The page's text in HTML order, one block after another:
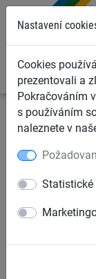
Nastavení
Cookies
prezentovali a
Pokračováním
s používáním
naleznete v
Statistické
Sportovní sítě
Pás pro